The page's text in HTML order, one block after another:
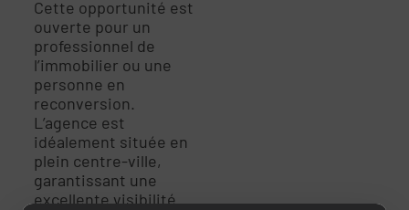
Cette opportunité est
ouverte pour un
professionnel de
l’immobilier ou une
personne en
reconversion.
L’agence est
idéalement située en
plein centre-ville,
garantissant une
excellente visibilité.